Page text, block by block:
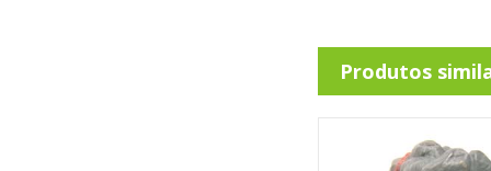
Produtos